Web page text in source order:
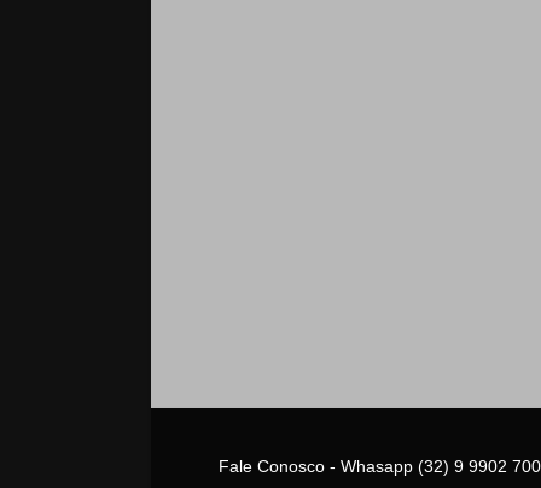
Fale Conosco - Whasapp (32) 9 9902